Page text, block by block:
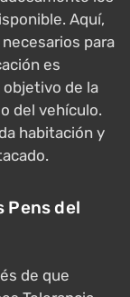
Aquí,
para
es
de la
del vehículo.
habitación y
Pens del
de que